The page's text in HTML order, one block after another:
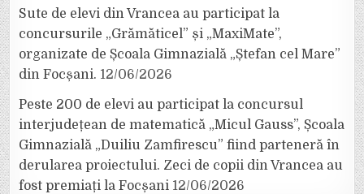
Sute de elevi din Vrancea au participat la
concursurile „Grămăticel” și „MaxiMate”,
organizate de Școala Gimnazială „Ștefan cel Mare”
din Focșani. 12/06/2026
Peste 200 de elevi au participat la concursul
interjudețean de matematică „Micul Gauss”, Școala
Gimnazială „Duiliu Zamfirescu” fiind parteneră în
derularea proiectului. Zeci de copii din Vrancea au
fost premiați la Focșani 12/06/2026